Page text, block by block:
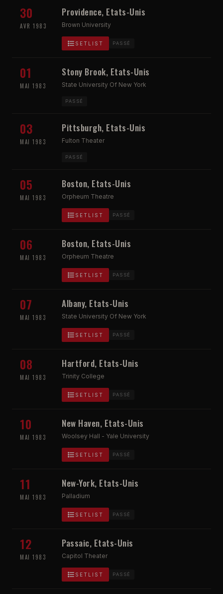
30
AVR 1983
Providence, Etats-Unis
Brown University
SETLIST PASSÉ
01
MAI 1983
Stony Brook, Etats-Unis
State University Of New York
PASSÉ
03
MAI 1983
Pittsburgh, Etats-Unis
Fulton Theater
PASSÉ
05
MAI 1983
Boston, Etats-Unis
Orpheum Theatre
SETLIST PASSÉ
06
MAI 1983
Boston, Etats-Unis
Orpheum Theatre
SETLIST PASSÉ
07
MAI 1983
Albany, Etats-Unis
State University Of New York
SETLIST PASSÉ
08
MAI 1983
Hartford, Etats-Unis
Trinity College
SETLIST PASSÉ
10
MAI 1983
New Haven, Etats-Unis
Woolsey Hall - Yale University
SETLIST PASSÉ
11
MAI 1983
New-York, Etats-Unis
Palladium
SETLIST PASSÉ
12
MAI 1983
Passaic, Etats-Unis
Capitol Theater
SETLIST PASSÉ